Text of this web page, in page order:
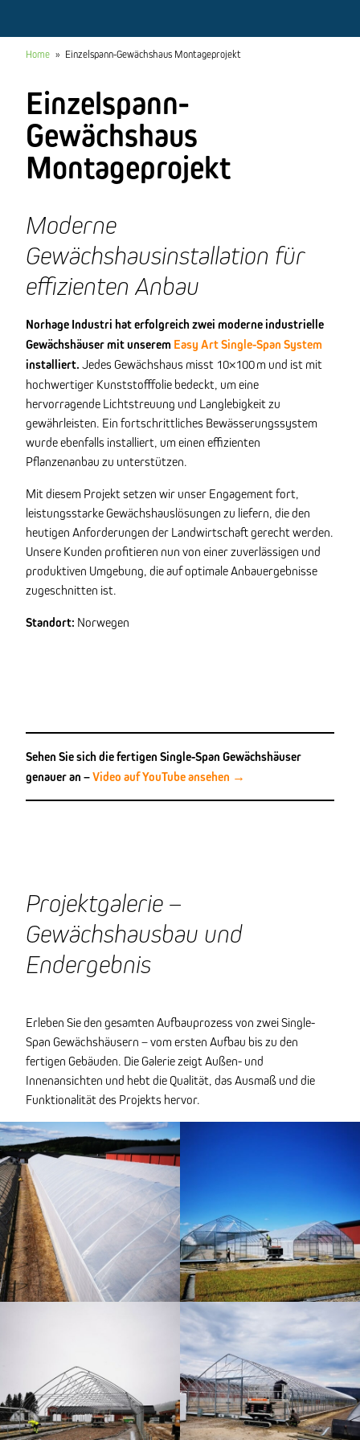
Home » Einzelspann-Gewächshaus Montageprojekt
Einzelspann-
Gewächshaus
Montageprojekt
Moderne
Gewächshausinstallation für
effizienten Anbau
Norhage Industri hat erfolgreich zwei moderne industrielle
Gewächshäuser mit unserem Easy Art Single-Span System
installiert. Jedes Gewächshaus misst 10×100 m und ist mit
hochwertiger Kunststofffolie bedeckt, um eine
hervorragende Lichtstreuung und Langlebigkeit zu
gewährleisten. Ein fortschrittliches Bewässerungssystem
wurde ebenfalls installiert, um einen effizienten
Pflanzenanbau zu unterstützen.
Mit diesem Projekt setzen wir unser Engagement fort,
leistungsstarke Gewächshauslösungen zu liefern, die den
heutigen Anforderungen der Landwirtschaft gerecht werden.
Unsere Kunden profitieren nun von einer zuverlässigen und
produktiven Umgebung, die auf optimale Anbauergebnisse
zugeschnitten ist.
Standort: Norwegen
Sehen Sie sich die fertigen Single-Span Gewächshäuser
genauer an –Video auf YouTube ansehen →
Projektgalerie –
Gewächshausbau und
Endergebnis
Erleben Sie den gesamten Aufbauprozess von zwei Single-
Span Gewächshäusern – vom ersten Aufbau bis zu den
fertigen Gebäuden. Die Galerie zeigt Außen- und
Innenansichten und hebt die Qualität, das Ausmaß und die
Funktionalität des Projekts hervor.